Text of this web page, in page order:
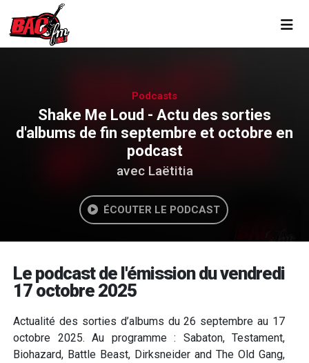
Podcasts
Shake Me Loud - Actu des sorties
d'albums de fin septembre et octobre en
podcast
avec Laëtitia
ÉCOUTER LE PODCAST
Le podcast de l'émission du vendredi
17 octobre 2025
Actualité des sorties d’albums du 26 septembre au 17
octobre 2025. Au programme : Sabaton, Testament,
Biohazard, Battle Beast, Dirksneider and The Old Gang,